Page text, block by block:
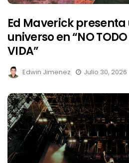
Ed Maverick
universo en “NO TODO
VIDA”
Edwin Jimenez Julio 30, 2026